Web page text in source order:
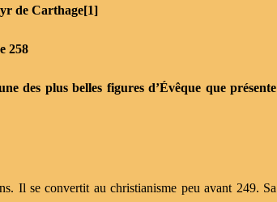
de Carthage[1]
258
des plus belles figures d’Évêque que présente
Il se convertit au christianisme peu avant 249. Sa